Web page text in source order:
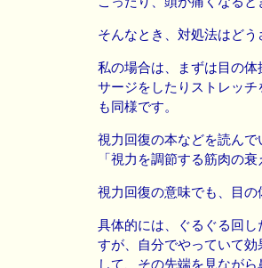
そんなとき、対処法はどう
私の場合は、まずは目の
サージをしたりストレッ
も同様です。
視力回復の本などを読ん
「視力を調節する筋肉の
視力回復の意味でも、目
具体的には、ぐるぐる回
すが、自分でやっていて
して、その先端を見なが